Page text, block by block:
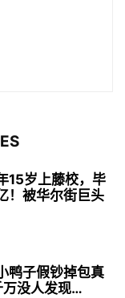
15岁上藤校，毕
！被华尔街巨头
鸭子假钞掉包真
万没人发现…